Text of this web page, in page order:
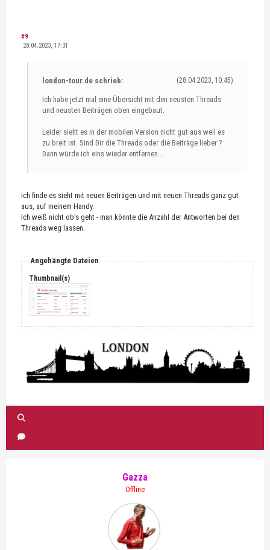
#9
28.04.2023, 17:31
(28.04.2023, 10:45)
london-tour.de schrieb:
Ich habe jetzt mal eine Übersicht mit den neusten Threads
und neusten Beiträgen oben eingebaut.
Leider sieht es in der mobilen Version nicht gut aus weil es
zu breit ist. Sind Dir die Threads oder die Beiträge lieber ?
Dann würde ich eins wieder entfernen...
Ich finde es sieht mit neuen Beiträgen und mit neuen Threads ganz gut
aus, auf meinem Handy.
Ich weiß nicht ob's geht - man könnte die Anzahl der Antworten bei den
Threads weg lassen.
Angehängte Dateien
Thumbnail(s)
Gazza
Offline